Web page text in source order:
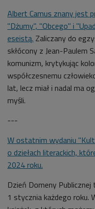
Albert Camus znany jest
"Dżumy", "Obcego" i
eseistą. Zaliczany do
skłócony z Jean-Paulem
komunizm, krytykując
współczesnemu
lat, lecz miał i nadal ma
myśli.
---
W ostatnim wydaniu
o dziełach literackich,
2024 roku.
Dzień Domeny
1 stycznia każdego roku.